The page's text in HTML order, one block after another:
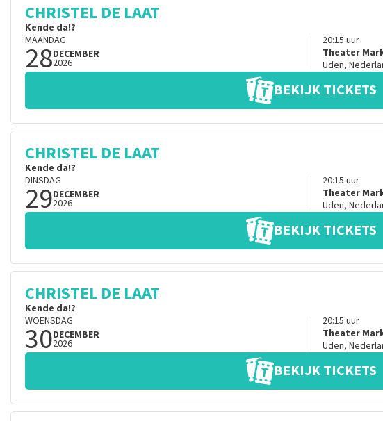
CHRISTEL DE LAAT
Kende da!?
MAANDAG
28DECEMBER
2026
20:15 uur
Theater
Uden,
BEKIJK TICKETS
CHRISTEL DE LAAT
Kende da!?
DINSDAG
29DECEMBER
2026
20:15 uur
Theater
Uden,
BEKIJK TICKETS
CHRISTEL DE LAAT
Kende da!?
WOENSDAG
30DECEMBER
2026
20:15 uur
Theater
Uden,
BEKIJK TICKETS